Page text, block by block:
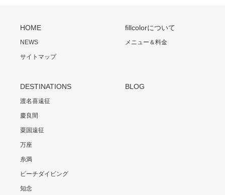
HOME
NEWS
サイトマップ
fillcolorについて
メニュー＆料金
DESTINATIONS
渡名喜遠征
慶良間
粟国遠征
万座
糸満
ビーチダイビング
知念
BLOG